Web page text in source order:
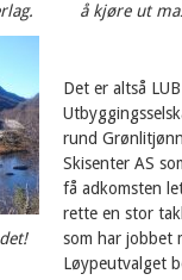
å kjøre ut
Det er altså
rund
Skisenter AS
få adkomsten
rette en stor
som har jobbet
Løypeutvalget